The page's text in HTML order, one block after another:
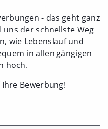
- das geht ganz
der schnellste Weg
wie Lebenslauf und
in allen gängigen
hoch.
Bewerbung!